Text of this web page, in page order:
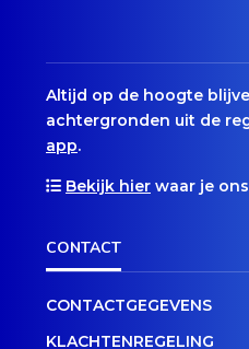
Altijd op de hoogte
achtergronden uit de
app.
Bekijk hier waar je
CONTACT
CONTACTGEGEVENS
KLACHTENREGELING